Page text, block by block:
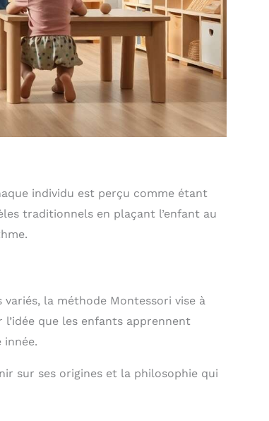
individu est perçu comme étant
traditionnels en plaçant l’enfant au
variés, la méthode Montessori vise à
que les enfants apprennent
innée.
sur ses origines et la philosophie qui